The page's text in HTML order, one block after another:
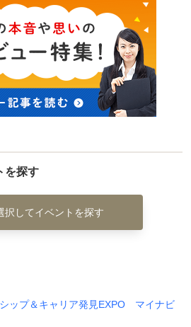
を探す
択してイベントを探す
ップ＆キャリア発見EXPO マイナビ